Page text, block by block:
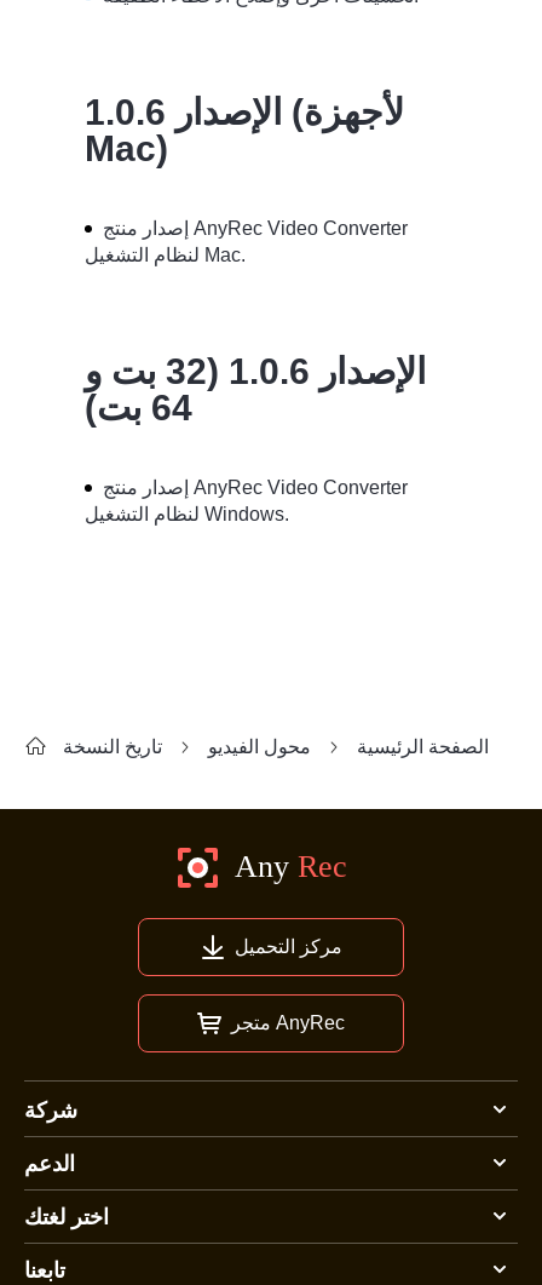
الإصدار 1.0.6 (لأجهزة
Mac)
لنظام التشغيل Mac.
الإصدار 1.0.6 (32 بت و
64 بت)
لنظام التشغيل Windows.
الصفحة الرئيسية محول الفيديو تاريخ النسخة
مركز التحميل
متجر AnyRec
شركة
الدعم
اختر لغتك
تابعنا